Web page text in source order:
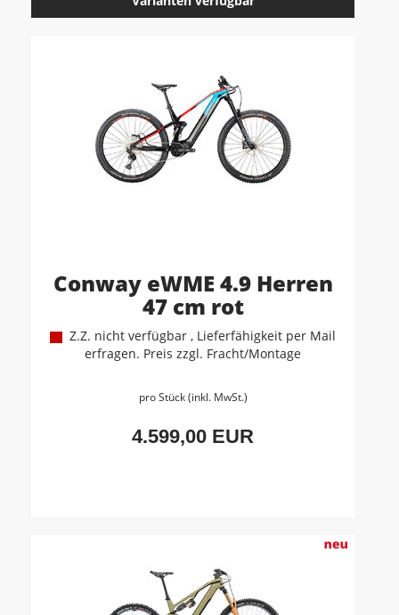
Conway eWME 4.9 Herren
47 cm rot
Z.Z. nicht verfügbar , Lieferfähigkeit per Mail
erfragen. Preis zzgl. Fracht/Montage
pro Stück (inkl. MwSt.)
4.599,00 EUR